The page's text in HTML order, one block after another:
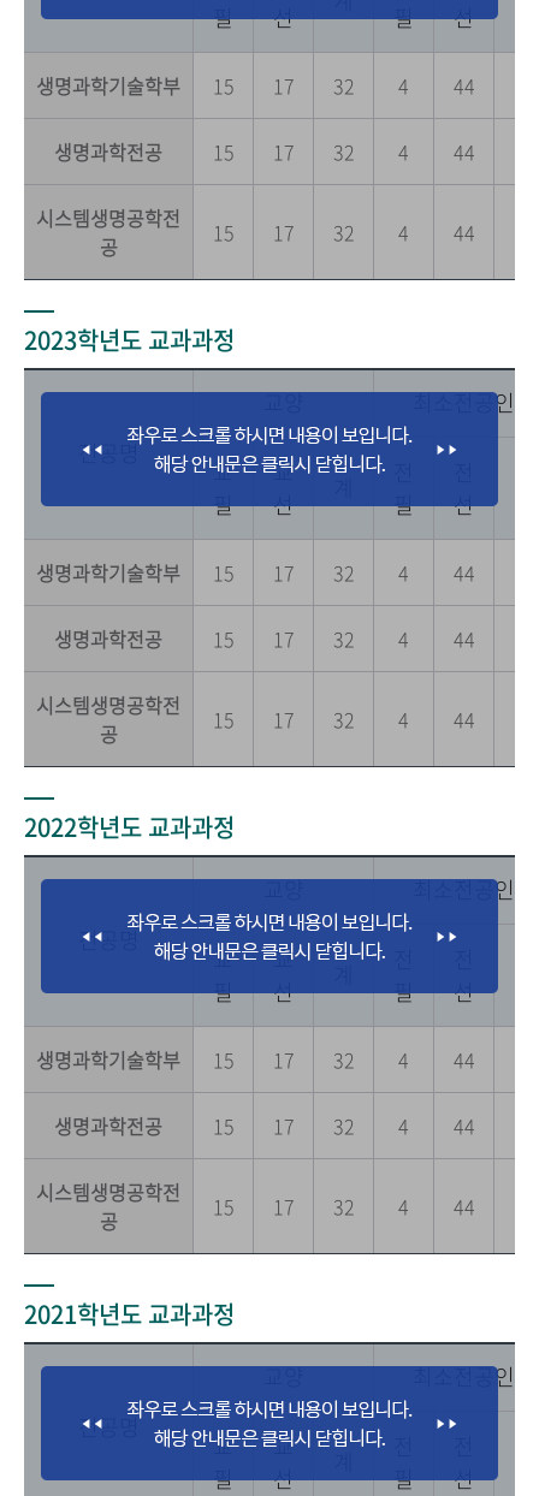
필
선
필
선
생명과학기술학부 15 17 32 4 44
생명과학전공 15 17 32 4 44
시스템생명공학전
공
15 17 32 4 44
2023학년도 교과과정
전공명
교양 최소전공인
교
필
교
선
필
선
생명과학기술학부 15 17 32 4 44
생명과학전공 15 17 32 4 44
시스템생명공학전
공
15 17 32 4 44
2022학년도 교과과정
전공명
교양 최소전공인
교
필
교
선
필
선
생명과학기술학부 15 17 32 4 44
생명과학전공 15 17 32 4 44
시스템생명공학전
공
15 17 32 4 44
2021학년도 교과과정
전공명
교양 최소전공인
교
필
교
선
필
선